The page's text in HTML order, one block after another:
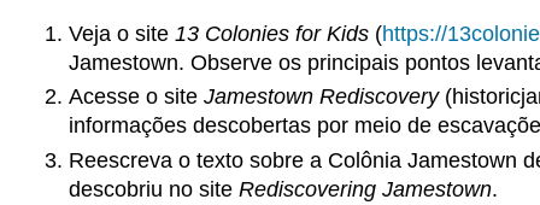
Veja o site 13 Colonies for Kids(https://
Jamestown. Observe os principais pontos
Acesse o site Jamestown Rediscovery
informações descobertas por meio de
Reescreva o texto sobre a Colônia Jamestown
descobriu no site Rediscovering Jamestown.